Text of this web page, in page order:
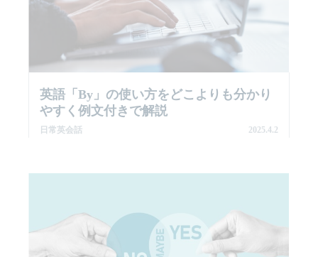
英語「by」の使い方をどこよりも分かり
やすく例文付きで解説
日常英会話 2025.4.2